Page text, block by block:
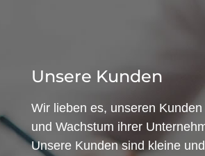
Unsere Kunden
Wir lieben es, unseren
und Wachstum ihrer
Unsere Kunden sind kleine und